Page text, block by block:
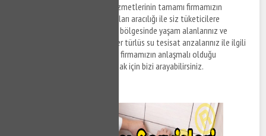
hizmetlerinin tamamı firmamızın
anlaşmalı olduğu tesisat firmaları aracılığı ile siz tüketicilere
sunulmaktadır. Altıeylül Balıklı bölgesinde yaşam alanlarınız ve
ofislerinizde meydana gelen her türlüs su tesisat arızalarınız ile ilgili
destek taleplerinizi iletmek ve firmamızın anlaşmalı olduğu
ekiplerden tesisat hizmeti almak için bizi arayabilirsiniz.